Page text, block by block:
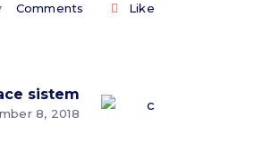
Comments Like
sistem
8, 2018